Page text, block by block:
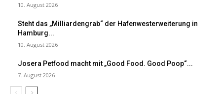
10. August 2026
Steht das „Milliardengrab“ der Hafenwesterweiterung in
Hamburg...
10. August 2026
Josera Petfood macht mit „Good Food. Good Poop“...
7. August 2026